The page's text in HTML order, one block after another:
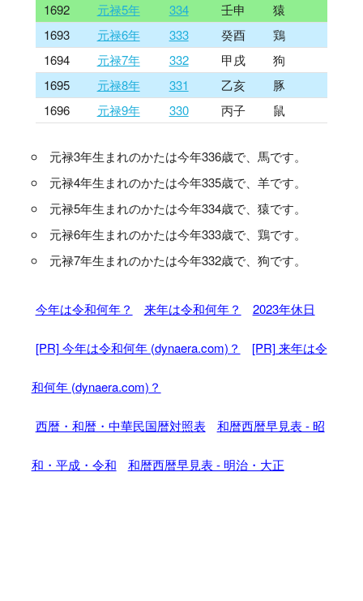
1692
元禄5年 334 壬申
猿
1693
元禄6年 333 癸酉
鶏
1694
元禄7年 332 甲戌
狗
1695
元禄8年 331 乙亥
豚
1696
元禄9年 330 丙子 鼠
元禄3年生まれのかたは今年336歳で、馬です。
元禄4年生まれのかたは今年335歳で、羊です。
元禄5年生まれのかたは今年334歳で、猿です。
元禄6年生まれのかたは今年333歳で、鶏です。
元禄7年生まれのかたは今年332歳で、狗です。
今年は令和何年？ 来年は令和何年？ 2023年休日
[PR] 今年は令和何年 (dynaera.com)？ [PR] 来年は令
和何年 (dynaera.com)？
西暦・和暦・中華民国暦対照表 和暦西暦早見表 - 昭
和・平成・令和 和暦西暦早見表 - 明治・大正